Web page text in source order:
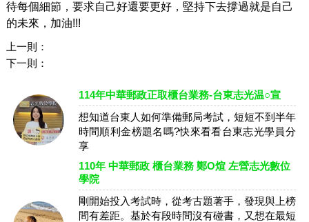
待每個細節，要求自己好還要更好，堅持下去撐過就是自己
的未來，加油!!!
上一則：
下一則：
114年中華郵政正取櫃台業務-台東志光温○宣
想知道台東人如何準備郵局考試，短短不到半年
時間順利金榜題名嗎?快來看看台東志光學員分
享
110年 中華郵政 櫃台業務 鄭O煊 左營志光數位
學院
剛開始投入考試時，從考古題著手，發現與上榜
間有差距。基於有段時間沒有碰書，又想在最短